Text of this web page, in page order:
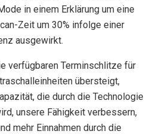
in einem Erklärung um eine
Zeit um 30% infolge einer
ausgewirkt.
verfügbaren Terminschlitze für
übersteigt,
die durch die Technologie
unsere Fähigkeit verbessern,
mehr Einnahmen durch die